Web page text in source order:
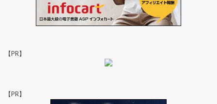
【PR】
【PR】